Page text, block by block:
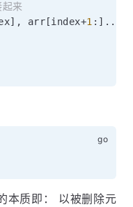
来
] , arr[index+1 : ] ...
本质即： 以被删除元